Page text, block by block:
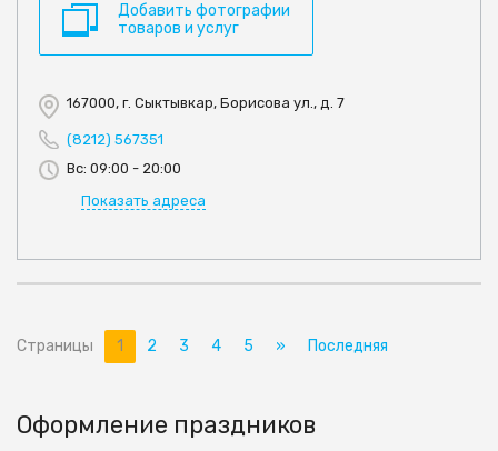
Добавить фотографии
товаров и услуг
167000, г. Сыктывкар, Борисова ул., д. 7
(8212) 567351
Вс: 09:00 - 20:00
Показать адреса
Страницы 1 2 3 4 5 » Последняя
Оформление праздников